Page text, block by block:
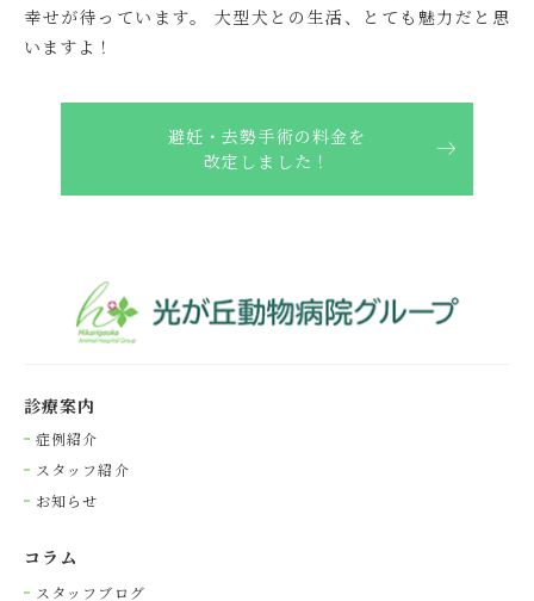
幸せが待っています。 大型犬との生活、とても魅力だと思
いますよ！
避妊・去勢手術の料金を
改定しました！
診療案内
症例紹介
スタッフ紹介
お知らせ
コラム
スタッフブログ